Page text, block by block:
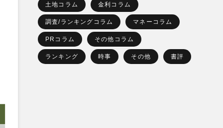
土地コラム 金利コラム
調査/ランキングコラム マネーコラム
PRコラム その他コラム
ランキング 時事 その他 書評